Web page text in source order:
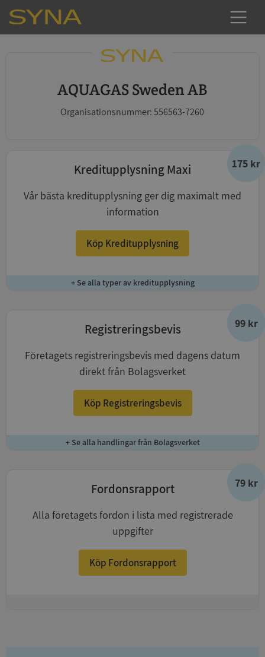
AQUAGAS Sweden AB
Organisationsnummer: 556563-7260
175 kr
Kreditupplysning Maxi
Vår bästa kreditupplysning ger dig maximalt med
information
Köp Kreditupplysning
+ Se alla typer av kreditupplysning
99 kr
Registreringsbevis
Företagets registreringsbevis med dagens datum
direkt från Bolagsverket
Köp Registreringsbevis
+ Se alla handlingar från Bolagsverket
79 kr
Fordonsrapport
Alla företagets fordon i lista med registrerade
uppgifter
Köp Fordonsrapport